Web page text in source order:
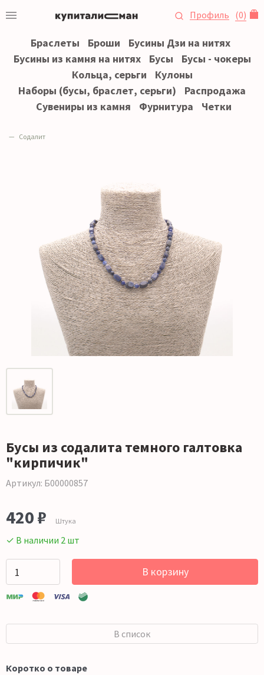
Профиль (0)
Браслеты Броши
Бусины Дзи на нитях
Бусины из камня на нитях
Бусы
Бусы - чокеры
Кольца, серьги
Кулоны
Наборы (бусы, браслет, серьги)
Распродажа
Сувениры из камня
Фурнитура Четки
Содалит
Бусы из содалита темного галтовка
"кирпичик"
Артикул: Б00000857
420 ₽ Штука
✓ В наличии 2 шт
В корзину
В список
Коротко о товаре